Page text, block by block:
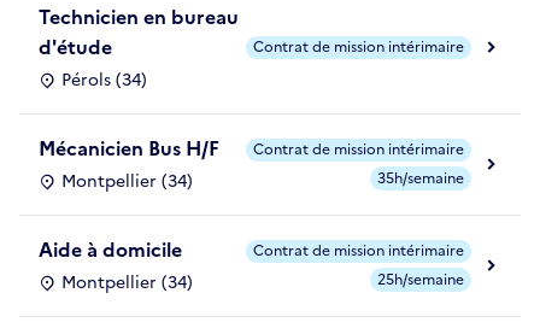
Technicien en bureau
d'étude
Pérols (34)
Contrat de mission intérimaire
Mécanicien Bus H/F
Montpellier (34)
Contrat de mission intérimaire
35h/semaine
Aide à domicile
Montpellier (34)
Contrat de mission intérimaire
25h/semaine